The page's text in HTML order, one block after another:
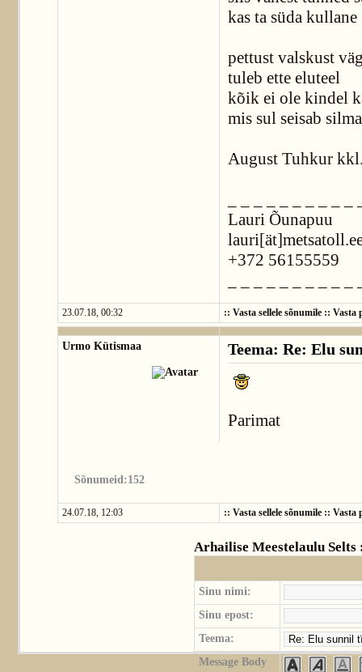
kas ta süda kullane
pettust valskust
tuleb ette eluteel
kõik ei ole kindel
mis sul seisab
August Tuhkur
Lauri Õunapuu
+372 56155559
23.07.18, 00:32 :: Vasta sellele sõnumile:: Vasta
Urmo Kütismaa
Sõnumeid:152
Teema: Re: Elu
Parimat
24.07.18, 12:03 :: Vasta sellele sõnumile:: Vasta
Arhailise Meestelaulu
Sinu nimi:
Sinu epost:
Teema:
Message Body